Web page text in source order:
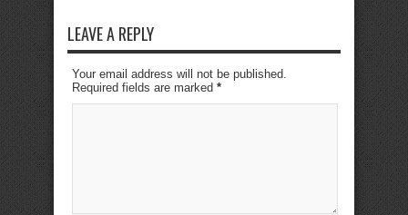
LEAVE A REPLY
Your email address will not be published.
Required fields are marked *